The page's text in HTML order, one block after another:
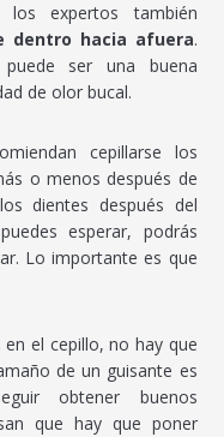
los expertos también
dentro hacia afuera.
ser una buena
de olor bucal.
cepillarse los
o menos después de
dientes después del
esperar, podrás
Lo importante es que
el cepillo, no hay que
de un guisante es
obtener buenos
que hay que poner